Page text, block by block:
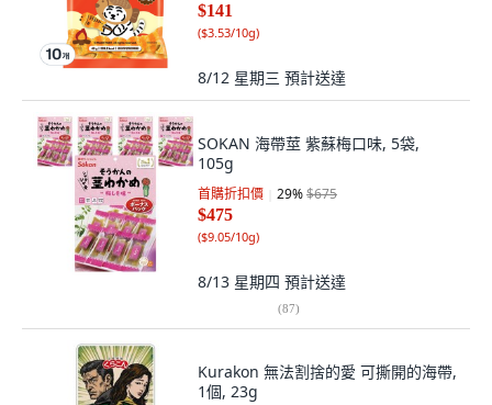
$141
($3.53/10g)
8/12 星期三 預計送達
SOKAN 海帶莖 紫蘇梅口味, 5袋,
105g
首購折扣價 29%$675
$475
($9.05/10g)
8/13 星期四 預計送達
(87)
Kurakon 無法割捨的愛 可撕開的海帶,
1個, 23g